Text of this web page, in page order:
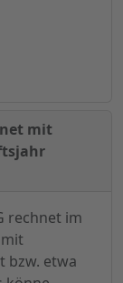
mit
rechnet im
bzw. etwa